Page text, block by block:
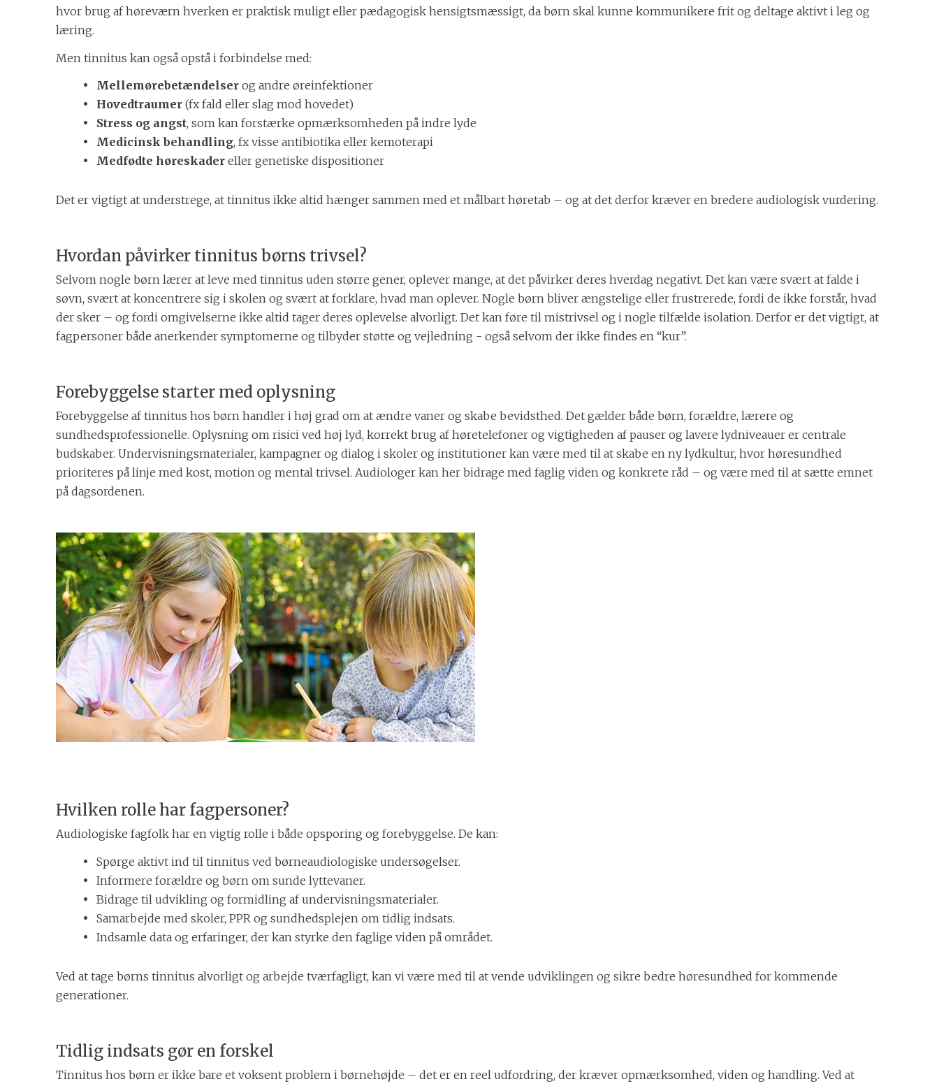
hvor brug af høreværn hverken er praktisk muligt eller pædagogisk hensigtsmæssigt, da børn skal kunne kommunikere frit og deltage aktivt i leg og
læring.
Men tinnitus kan også opstå i forbindelse med:
Mellemørebetændelserog andre øreinfektioner
Hovedtraumer(fx fald eller slag mod hovedet)
Stress og angst, som kan forstærke opmærksomheden på indre lyde
Medicinsk behandling, fx visse antibiotika eller kemoterapi
Medfødte høreskadereller genetiske dispositioner
Det er vigtigt at understrege, at tinnitus ikke altid hænger sammen med et målbart høretab – og at det derfor kræver en bredere audiologisk vurdering.
Hvordan påvirker tinnitus børns trivsel?
Selvom nogle børn lærer at leve med tinnitus uden større gener, oplever mange, at det påvirker deres hverdag negativt. Det kan være svært at falde i
søvn, svært at koncentrere sig i skolen og svært at forklare, hvad man oplever. Nogle børn bliver ængstelige eller frustrerede, fordi de ikke forstår, hvad
der sker – og fordi omgivelserne ikke altid tager deres oplevelse alvorligt. Det kan føre til mistrivsel og i nogle tilfælde isolation. Derfor er det vigtigt, at
fagpersoner både anerkender symptomerne og tilbyder støtte og vejledning - også selvom der ikke findes en “kur”.
Forebyggelse starter med oplysning
Forebyggelse af tinnitus hos børn handler i høj grad om at ændre vaner og skabe bevidsthed. Det gælder både børn, forældre, lærere og
sundhedsprofessionelle. Oplysning om risici ved høj lyd, korrekt brug af høretelefoner og vigtigheden af pauser og lavere lydniveauer er centrale
budskaber. Undervisningsmaterialer, kampagner og dialog i skoler og institutioner kan være med til at skabe en ny lydkultur, hvor høresundhed
prioriteres på linje med kost, motion og mental trivsel. Audiologer kan her bidrage med faglig viden og konkrete råd – og være med til at sætte emnet
på dagsordenen.
Hvilken rolle har fagpersoner?
Audiologiske fagfolk har en vigtig rolle i både opsporing og forebyggelse. De kan:
Spørge aktivt ind til tinnitus ved børneaudiologiske undersøgelser.
Informere forældre og børn om sunde lyttevaner.
Bidrage til udvikling og formidling af undervisningsmaterialer.
Samarbejde med skoler, PPR og sundhedsplejen om tidlig indsats.
Indsamle data og erfaringer, der kan styrke den faglige viden på området.
Ved at tage børns tinnitus alvorligt og arbejde tværfagligt, kan vi være med til at vende udviklingen og sikre bedre høresundhed for kommende
generationer.
Tidlig indsats gør en forskel
Tinnitus hos børn er ikke bare et voksent problem i børnehøjde – det er en reel udfordring, der kræver opmærksomhed, viden og handling. Ved at